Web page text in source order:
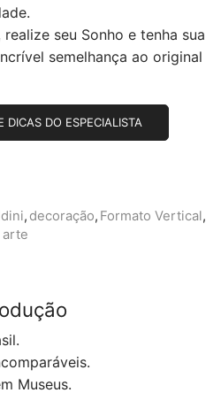
seu Sonho e tenha sua
semelhança ao original
DO ESPECIALISTA
, decoração, Formato Vertical,
arte
Museus.